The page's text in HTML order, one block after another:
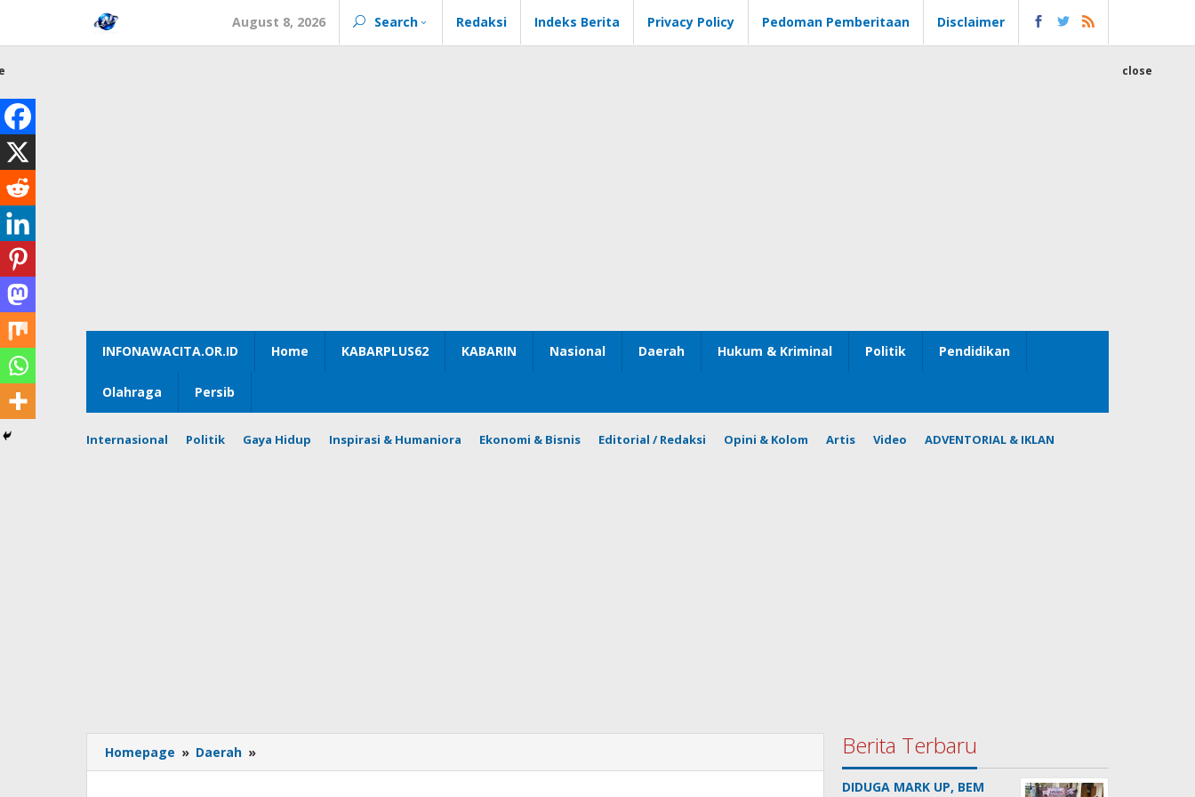
content
August 8, 2026 Search Redaksi Indeks Berita Privacy Policy Pedoman Pemberitaan Disclaimer
INFONAWACITA.OR.ID Home KABARPLUS62 KABARIN Nasional Daerah Hukum & Kriminal Politik Pendidikan
Olahraga Persib
Internasional Politik Gaya Hidup Inspirasi & Humaniora Ekonomi & Bisnis Editorial / Redaksi Opini & Kolom Artis Video ADVENTORIAL & IKLAN
close
Homepage » Daerah »
Jabar
Berita Terbaru
DIDUGA MARK UP, BEM